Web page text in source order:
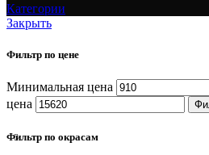
Категории
Закрыть
Фильтр по цене
Минимальная цена
цена
Фильтр по окрасам